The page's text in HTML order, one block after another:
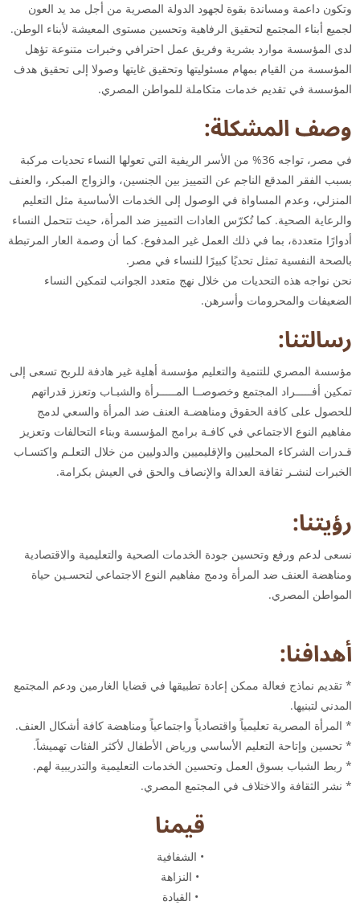
وتكون داعمة ومساندة بقوة لجهود الدولة المصرية من أجل مد يد العون
لجميع أبناء المجتمع لتحقيق الرفاهية وتحسين مستوى المعيشة لأبناء الوطن.
لدى المؤسسة موارد بشرية وفريق عمل احترافي وخبرات متنوعة تؤهل
المؤسسة من القيام بمهام مسئوليتها وتحقيق غايتها وصولا إلى تحقيق هدف
المؤسسة في تقديم خدمات متكاملة للمواطن المصري.
وصف المشكلة:
في مصر، تواجه 36% من الأسر الريفية التي تعولها النساء تحديات مركبة
بسبب الفقر المدقع الناجم عن التمييز بين الجنسين، والزواج المبكر، والعنف
المنزلي، وعدم المساواة في الوصول إلى الخدمات الأساسية مثل التعليم
والرعاية الصحية. كما تُكرّس العادات التمييز ضد المرأة، حيث تتحمل النساء
أدوارًا متعددة، بما في ذلك العمل غير المدفوع. كما أن وصمة العار المرتبطة
بالصحة النفسية تمثل تحديًا كبيرًا للنساء في مصر.
نحن نواجه هذه التحديات من خلال نهج متعدد الجوانب لتمكين النساء
الضعيفات والمحرومات وأسرهن.
رسالتنا:
مؤسسة المصري للتنمية والتعليم مؤسسة أهلية غير هادفة للربح تسعى إلى
تمكين أفـــــراد المجتمع وخصوصــا المـــــرأة والشبـاب وتعزز قدراتهم
للحصول على كافة الحقوق ومناهضـة العنف ضد المرأة والسعي لدمج
مفاهيم النوع الاجتماعي في كافـة برامج المؤسسة وبناء التحالفات وتعزيز
قـدرات الشركاء المحليين والإقليميين والدوليين من خلال التعلـم واكتسـاب
الخبرات لنشـر ثقافة العدالة والإنصاف والحق في العيش بكرامة.
رؤيتنا:
نسعى لدعم ورفع وتحسين جودة الخدمات الصحية والتعليمية والاقتصادية
ومناهضة العنف ضد المرأة ودمج مفاهيم النوع الاجتماعي لتحسـين حياة
المواطن المصري.
أهدافنا:
* تقديم نماذج فعالة ممكن إعادة تطبيقها في قضايا الغارمين ودعم المجتمع
المدني لتبنيها.
* المرأة المصرية تعليمياً واقتصادياً واجتماعياً ومناهضة كافة أشكال العنف.
* تحسين وإتاحة التعليم الأساسي ورياض الأطفال لأكثر الفئات تهميشاً.
* ربط الشباب بسوق العمل وتحسين الخدمات التعليمية والتدريبية لهم.
* نشر الثقافة والاختلاف في المجتمع المصري.
قيمنا
• الشفافية
• النزاهة
• القيادة